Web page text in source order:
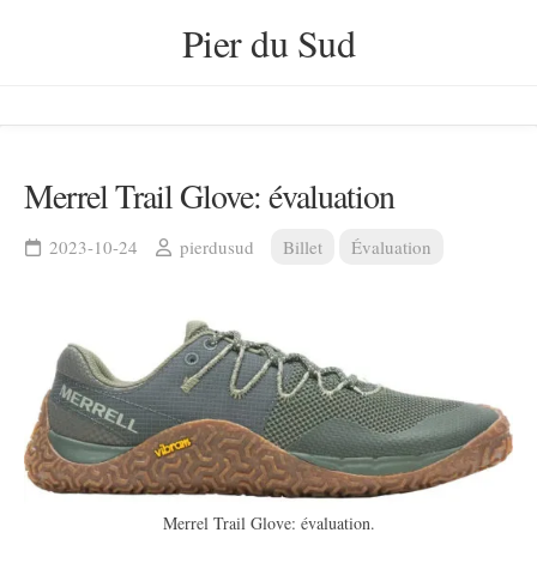
Pier du Sud
Merrel Trail Glove: évaluation
2023-10-24 pierdusud Billet Évaluation
Merrel Trail Glove: évaluation.